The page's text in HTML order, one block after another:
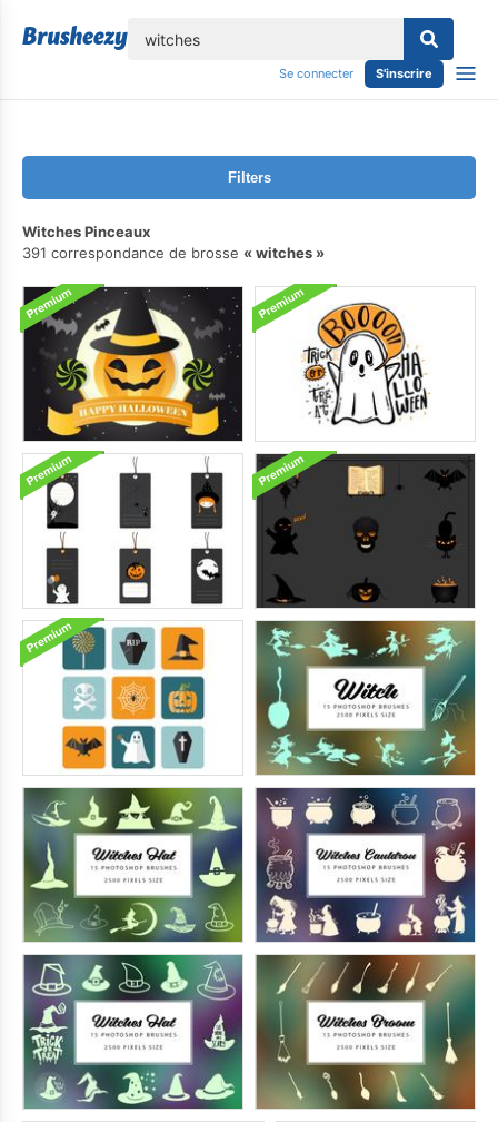
Se connecter S'inscrire
Filters
Witches Pinceaux
391 correspondance de brosse
witches